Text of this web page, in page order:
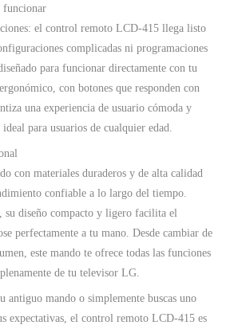
funcionar
el control remoto LCD-415 llega listo
complicadas ni programaciones
para funcionar directamente con tu
con botones que responden con
una experiencia de usuario cómoda y
para usuarios de cualquier edad.
con materiales duraderos y de alta calidad
confiable a lo largo del tiempo.
su diseño compacto y ligero facilita el
perfectamente a tu mano. Desde cambiar de
este mando te ofrece todas las funciones
de tu televisor LG.
antiguo mando o simplemente buscas uno
expectativas, el control remoto LCD-415 es